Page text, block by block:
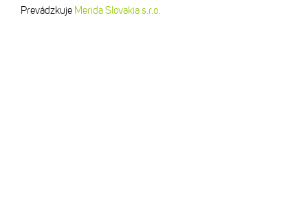
Prevádzkuje Merida Slovakia s.r.o.